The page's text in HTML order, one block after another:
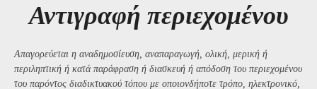
Αντιγραφή περιεχομένου
Απαγορεύεται η αναδημοσίευση, αναπαραγωγή, ολική, μερική ή
περιληπτική ή κατά παράφραση ή διασκευή ή απόδοση του περιεχομένου
του παρόντος διαδικτυακού τόπου με οποιονδήποτε τρόπο, ηλεκτρονικό,